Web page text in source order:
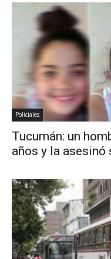
Policiales
Tucumán: un
años y la asesinó